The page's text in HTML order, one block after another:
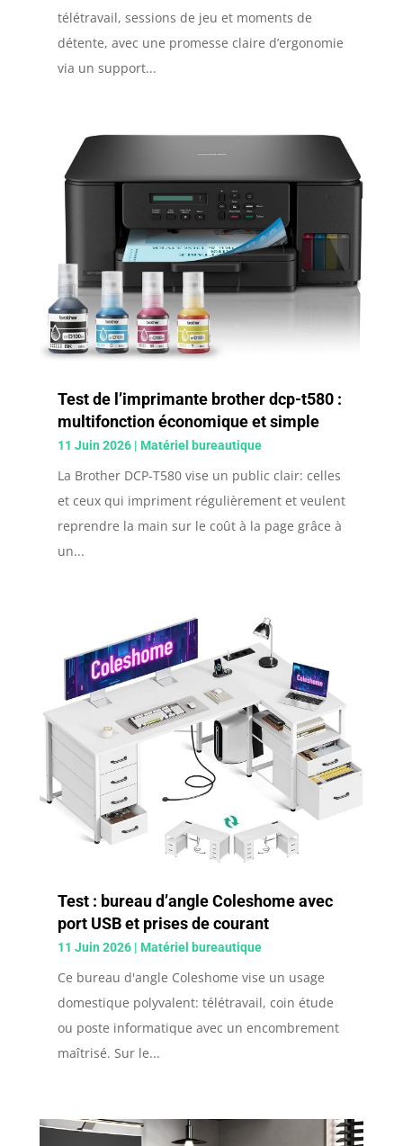
télétravail, sessions de jeu et moments de
détente, avec une promesse claire d’ergonomie
via un support...
Test de l’imprimante brother dcp-t580 :
multifonction économique et simple
11 Juin 2026| Matériel bureautique
La Brother DCP-T580 vise un public clair: celles
et ceux qui impriment régulièrement et veulent
reprendre la main sur le coût à la page grâce à
un...
Test : bureau d’angle Coleshome avec
port USB et prises de courant
11 Juin 2026| Matériel bureautique
Ce bureau d'angle Coleshome vise un usage
domestique polyvalent: télétravail, coin étude
ou poste informatique avec un encombrement
maîtrisé. Sur le...